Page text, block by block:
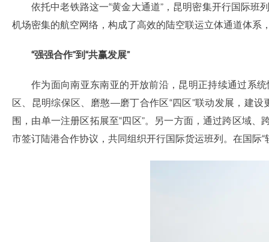
依托中老铁路这一“黄金大通道”，昆明密集开行国际班
机场密集的航空网络，构成了高效的陆空联运立体通道体
“强强合作”到“共赢发展”
作为面向南亚东南亚的开放前沿，昆明正持续通过系
区、昆明综保区、磨憨—磨丁合作区“四区”联动发展，建
围，由单一注册区拓展至“四区”。另一方面，通过跨区域
市签订陆港合作协议，共同组织开行国际货运班列。在国际